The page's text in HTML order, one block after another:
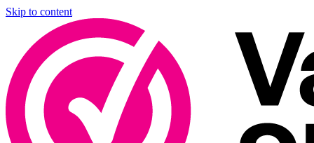
Skip to content